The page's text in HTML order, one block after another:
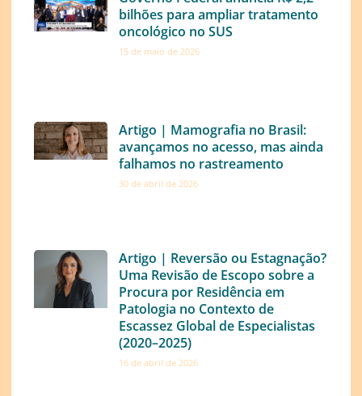
bilhões para ampliar tratamento
oncológico no SUS
15 de maio de 2026
Artigo | Mamografia no Brasil:
avançamos no acesso, mas ainda
falhamos no rastreamento
30 de abril de 2026
Artigo | Reversão ou Estagnação?
Uma Revisão de Escopo sobre a
Procura por Residência em
Patologia no Contexto de
Escassez Global de Especialistas
(2020–2025)
16 de abril de 2026